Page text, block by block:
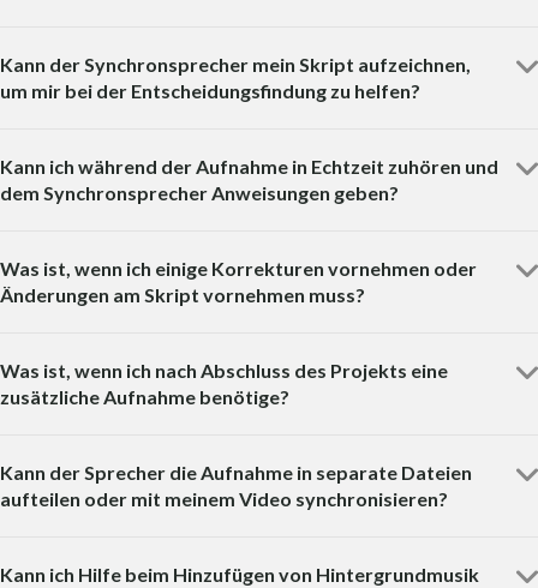
Kann der Synchronsprecher mein Skript aufzeichnen,
um mir bei der Entscheidungsfindung zu helfen?
Kann ich während der Aufnahme in Echtzeit zuhören und
dem Synchronsprecher Anweisungen geben?
Was ist, wenn ich einige Korrekturen vornehmen oder
Änderungen am Skript vornehmen muss?
Was ist, wenn ich nach Abschluss des Projekts eine
zusätzliche Aufnahme benötige?
Kann der Sprecher die Aufnahme in separate Dateien
aufteilen oder mit meinem Video synchronisieren?
Kann ich Hilfe beim Hinzufügen von Hintergrundmusik